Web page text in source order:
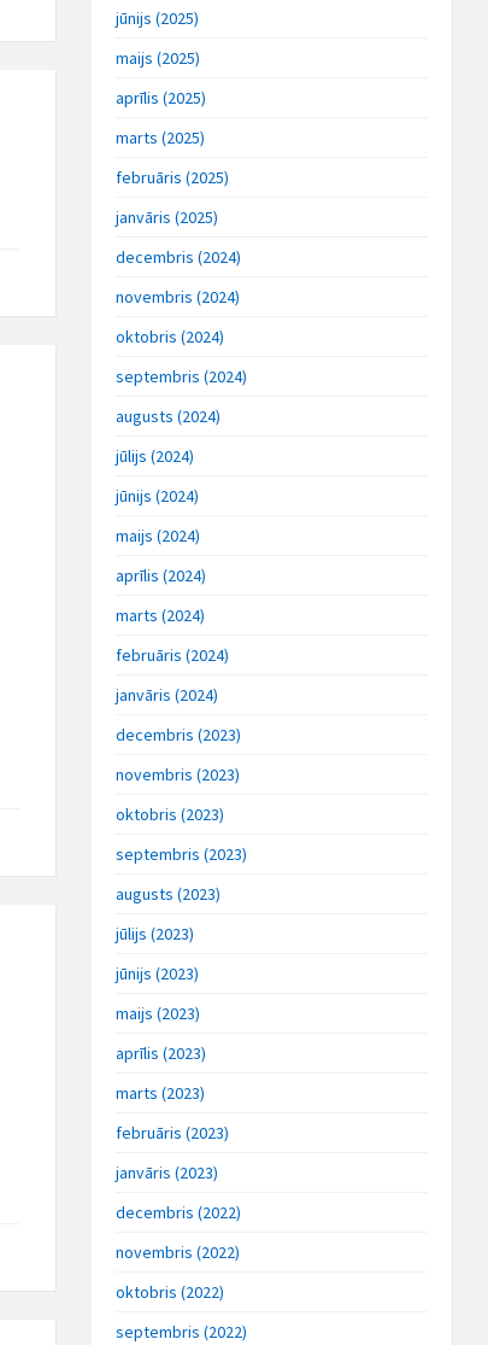
jūnijs (2025)
maijs (2025)
aprīlis (2025)
marts (2025)
februāris (2025)
janvāris (2025)
decembris (2024)
novembris (2024)
oktobris (2024)
septembris (2024)
augusts (2024)
jūlijs (2024)
jūnijs (2024)
maijs (2024)
aprīlis (2024)
marts (2024)
februāris (2024)
janvāris (2024)
decembris (2023)
novembris (2023)
oktobris (2023)
septembris (2023)
augusts (2023)
jūlijs (2023)
jūnijs (2023)
maijs (2023)
aprīlis (2023)
marts (2023)
februāris (2023)
janvāris (2023)
decembris (2022)
novembris (2022)
oktobris (2022)
septembris (2022)